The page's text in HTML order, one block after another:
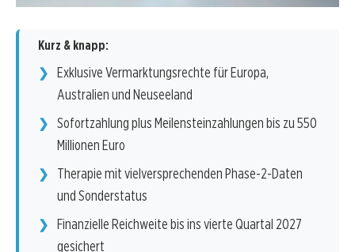
Kurz & knapp:
Exklusive Vermarktungsrechte für Europa,
Australien und Neuseeland
Sofortzahlung plus Meilensteinzahlungen bis zu 550
Millionen Euro
Therapie mit vielversprechenden Phase-2-Daten
und Sonderstatus
Finanzielle Reichweite bis ins vierte Quartal 2027
gesichert